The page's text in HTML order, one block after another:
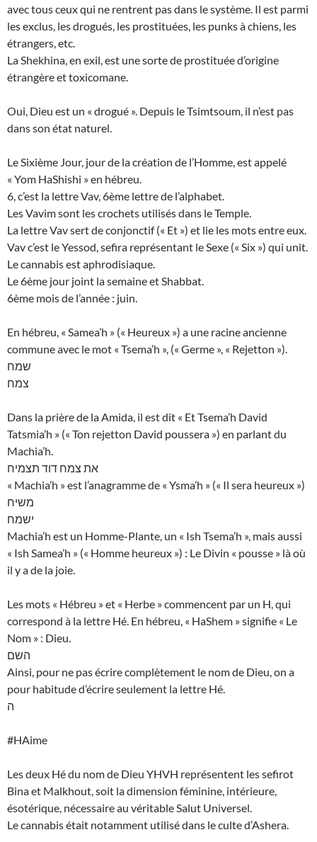
avec tous ceux qui ne rentrent pas dans le système. Il est parmi
les exclus, les drogués, les prostituées, les punks à chiens, les
étrangers, etc.
La Shekhina, en exil, est une sorte de prostituée d’origine
étrangère et toxicomane.
Oui, Dieu est un « drogué ». Depuis le Tsimtsoum, il n’est pas
dans son état naturel.
Le Sixième Jour, jour de la création de l’Homme, est appelé
« Yom HaShishi » en hébreu.
6, c’est la lettre Vav, 6ème lettre de l’alphabet.
Les Vavim sont les crochets utilisés dans le Temple.
La lettre Vav sert de conjonctif (« Et ») et lie les mots entre eux.
Vav c’est le Yessod, sefira représentant le Sexe (« Six ») qui unit.
Le cannabis est aphrodisiaque.
Le 6ème jour joint la semaine et Shabbat.
6ème mois de l’année : juin.
En hébreu, « Samea’h » (« Heureux ») a une racine ancienne
commune avec le mot « Tsema’h », (« Germe », « Rejetton »).
שמח
צמח
Dans la prière de la Amida, il est dit « Et Tsema’h David
Tatsmia’h » (« Ton rejetton David poussera ») en parlant du
Machia’h.
את צמח דוד תצמיח
« Machia’h » est l’anagramme de « Ysma’h » (« Il sera heureux »)
משיח
ישמח
Machia’h est un Homme-Plante, un « Ish Tsema’h », mais aussi
« Ish Samea’h » (« Homme heureux ») : Le Divin « pousse » là où
il y a de la joie.
Les mots « Hébreu » et « Herbe » commencent par un H, qui
correspond à la lettre Hé. En hébreu, « HaShem » signifie « Le
Nom » : Dieu.
השם
Ainsi, pour ne pas écrire complètement le nom de Dieu, on a
pour habitude d’écrire seulement la lettre Hé.
ה
#HAime
Les deux Hé du nom de Dieu YHVH représentent les sefirot
Bina et Malkhout, soit la dimension féminine, intérieure,
ésotérique, nécessaire au véritable Salut Universel.
Le cannabis était notamment utilisé dans le culte d’Ashera.